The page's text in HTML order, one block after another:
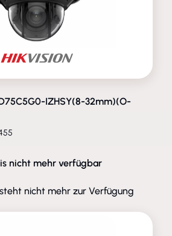
IZHSY(8-32mm)(O-
nicht mehr verfügbar
nicht mehr zur Verfügung